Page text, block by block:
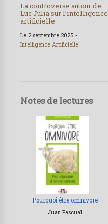
La controverse autour de
Luc Julia sur l’intelligence
artificielle
Le 2 septembre 2025 -
Intelligence Artificielle
Notes de lectures
Pourquoi être omnivore
Juan Pascual